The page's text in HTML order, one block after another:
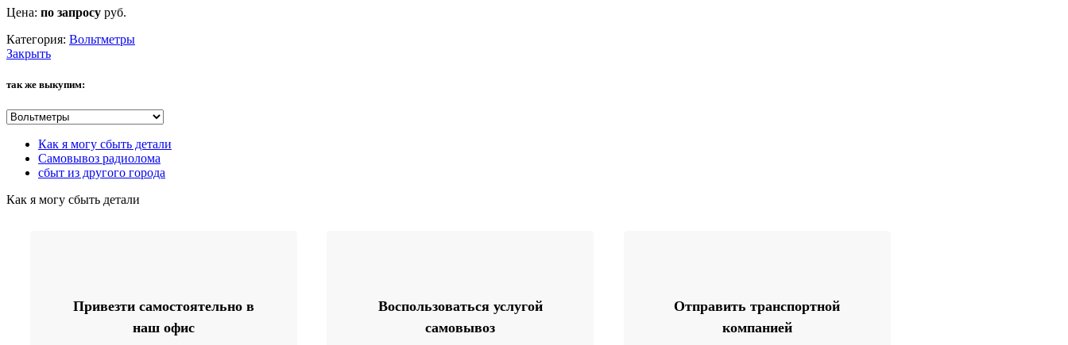
Цена: по запросу руб.
Категория: Вольтметры
Закрыть
так же выкупим:
Как я могу сбыть детали
Самовывоз радиолома
сбыт из другого города
Как я могу сбыть детали
Привезти самостоятельно в
наш офис
Воспользоваться услугой
самовывоз
Отправить транспортной
компанией